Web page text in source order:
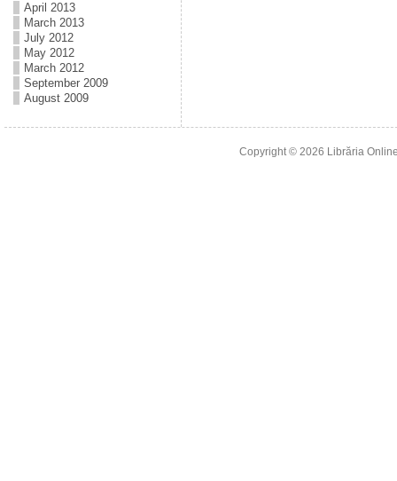
April 2013
March 2013
July 2012
May 2012
March 2012
September 2009
August 2009
Copyright © 2026 Librăria